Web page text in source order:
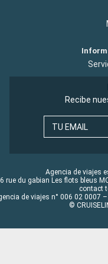
Recibe
TU EMAIL
Agencia de viajes
rue du gabian Les flots bleus
contact
de viajes n° 006 02 0007
©